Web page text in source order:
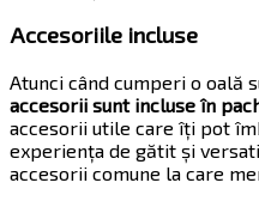
Accesoriile incluse
Atunci când cumperi o oală
accesorii sunt incluse în
accesorii utile care îți pot
experiența de gătit și
accesorii comune la care